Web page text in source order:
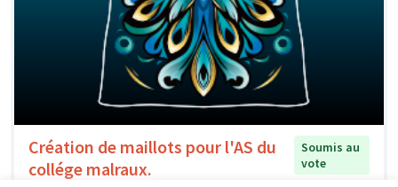
Création de maillots pour l'AS du
collége malraux.
Soumis au
vote